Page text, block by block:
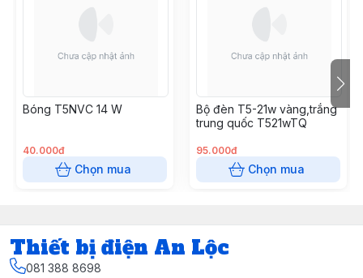
Bóng T5NVC 14 W
40.000đ
Chọn mua
Bộ đèn T5-21w vàng,trắng
trung quốc T521wTQ
95.000đ
Chọn mua
Thiết bị điện An Lộc
081 388 8698